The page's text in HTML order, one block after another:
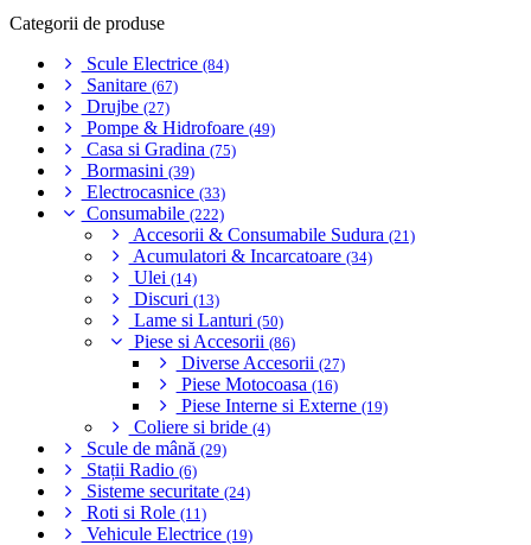
Categorii de produse
Scule Electrice (84)
Sanitare (67)
Drujbe (27)
Pompe & Hidrofoare (49)
Casa si Gradina (75)
Bormasini (39)
Electrocasnice (33)
Consumabile (222)
Accesorii & Consumabile Sudura (21)
Acumulatori & Incarcatoare (34)
Ulei (14)
Discuri (13)
Lame si Lanturi (50)
Piese si Accesorii (86)
Diverse Accesorii (27)
Piese Motocoasa (16)
Piese Interne si Externe (19)
Coliere si bride (4)
Scule de mână (29)
Stații Radio (6)
Sisteme securitate (24)
Roti si Role (11)
Vehicule Electrice (19)